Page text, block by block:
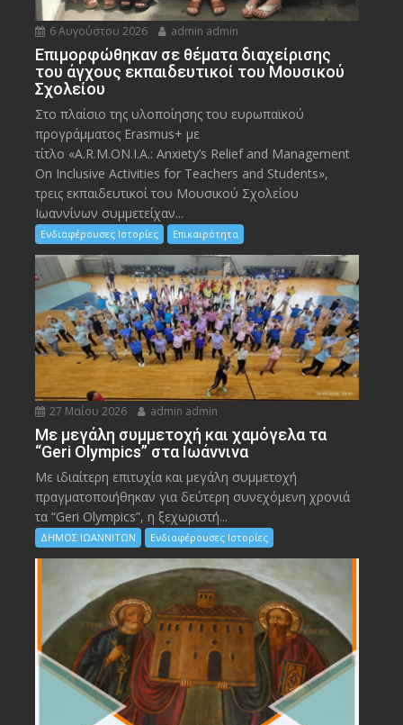
6 Αυγούστου 2026 admin admin
Eπιμορφώθηκαν σε θέματα διαχείρισης
του άγχους εκπαιδευτικοί του Μουσικού
Σχολείου
Στο πλαίσιο της υλοποίησης του ευρωπαϊκού
προγράμματος Erasmus+ με
τίτλο «A.R.M.ON.I.A.: Anxiety’s Relief and Management
On Inclusive Activities for Teachers and Students»,
τρεις εκπαιδευτικοί του Μουσικού Σχολείου
Ιωαννίνων συμμετείχαν...
Ενδιαφέρουσες Ιστορίες Επικαιρότητα
27 Μαΐου 2026 admin admin
Με μεγάλη συμμετοχή και χαμόγελα τα
“Geri Olympics” στα Ιωάννινα
Με ιδιαίτερη επιτυχία και μεγάλη συμμετοχή
πραγματοποιήθηκαν για δεύτερη συνεχόμενη χρονιά
τα “Geri Olympics”, η ξεχωριστή...
ΔΗΜΟΣ ΙΩΑΝΝΙΤΩΝ Ενδιαφέρουσες Ιστορίες